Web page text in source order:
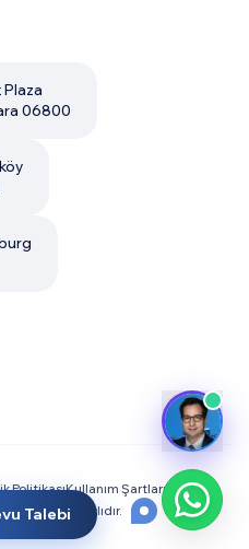
Plaza
06800
PolitikasıKullanım Şartları
Hakları Saklıdır.
Talebi